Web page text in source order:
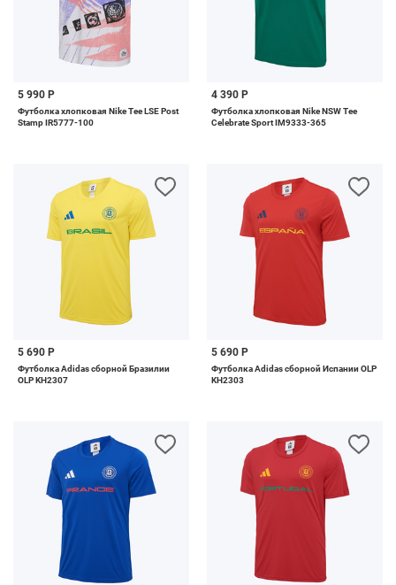
5 990 Р
Футболка хлопковая Nike Tee LSE Post
Stamp IR5777-100
4 390 Р
Футболка хлопковая Nike NSW Tee
Celebrate Sport IM9333-365
5 690 Р
Футболка Adidas сборной Бразилии
OLP KH2307
5 690 Р
Футболка Adidas сборной Испании OLP
KH2303